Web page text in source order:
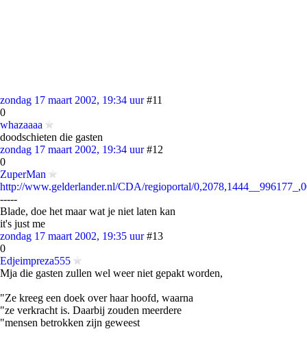
zondag 17 maart 2002, 19:34 uur #11
0
whazaaaa
doodschieten die gasten
zondag 17 maart 2002, 19:34 uur #12
0
ZuperMan
http://www.gelderlander.nl/CDA/regioportal/
-----
Blade, doe het maar wat je niet laten kan
it's just me
zondag 17 maart 2002, 19:35 uur #13
0
Edjeimpreza555
Mja die gasten zullen wel weer niet gepakt worden,
"Ze kreeg een doek over haar hoofd, waarna
"ze verkracht is. Daarbij zouden meerdere
"mensen betrokken zijn geweest